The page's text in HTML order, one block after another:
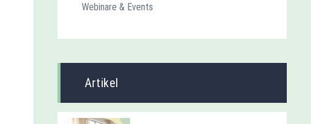
Webinare & Events
Artikel